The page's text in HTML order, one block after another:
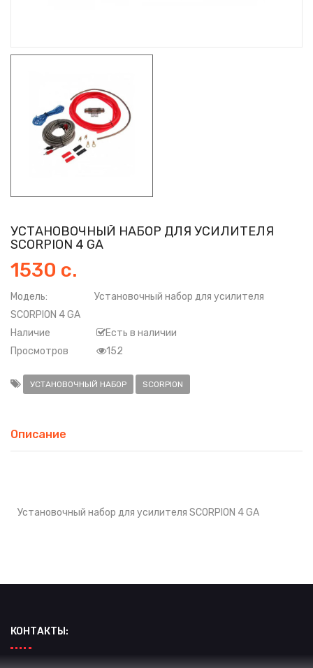
УСТАНОВОЧНЫЙ НАБОР ДЛЯ УСИЛИТЕЛЯ
SCORPION 4 GA
1530 с.
Модель:
Установочный набор для усилителя
SCORPION 4 GA
Наличие
Есть в наличии
Просмотров
152
УСТАНОВОЧНЫЙ НАБОР SCORPION
Описание
Установочный набор для усилителя SCORPION 4 GA
КОНТАКТЫ: